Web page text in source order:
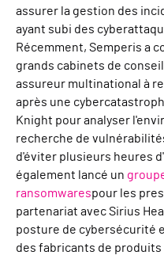
assurer la gestion des
ayant subi des
Récemment, Semperis a
grands cabinets de
assureur multinational à
après une
Knight pour analyser
recherche de
d'éviter plusieurs heures
également lancé un
ransomwarespour les
partenariat avec Sirius
posture de cybersécurité
des fabricants de